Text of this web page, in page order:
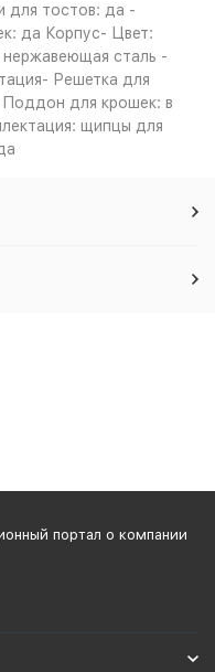
для тостов: да -
да Корпус- Цвет:
сталь -
Решетка для
Поддон для крошек: в
щипцы для
портал о компании